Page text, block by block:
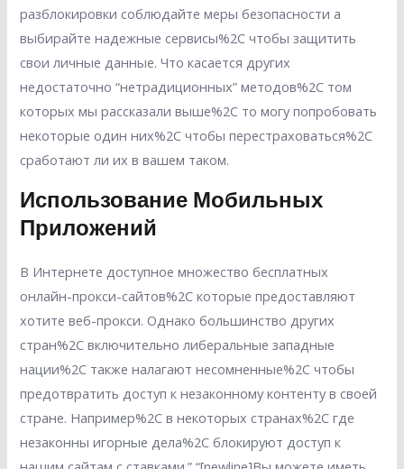
разблокировки соблюдайте меры безопасности а
выбирайте надежные сервисы%2C чтобы защитить
свои личные данные. Что касается других
недостаточно “нетрадиционных” методов%2C том
которых мы рассказали выше%2C то могу попробовать
некоторые один них%2C чтобы перестраховаться%2C
сработают ли их в вашем таком.
Использование Мобильных
Приложений
В Интернете доступное множество бесплатных
онлайн-прокси-сайтов%2C которые предоставляют
хотите веб-прокси. Однако большинство других
стран%2C включительно либеральные западные
нации%2C также налагают несомненные%2C чтобы
предотвратить доступ к незаконному контенту в своей
стране. Например%2C в некоторых странах%2C где
незаконны игорные дела%2C блокируют доступ к